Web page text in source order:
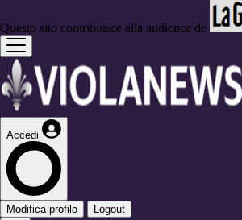
Questo sito contribuisce alla audience de
Accedi
Modifica profilo Logout